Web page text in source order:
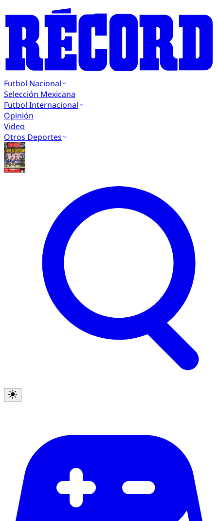
Futbol Nacional
Selección Mexicana
Futbol Internacional
Opinión
Video
Otros Deportes